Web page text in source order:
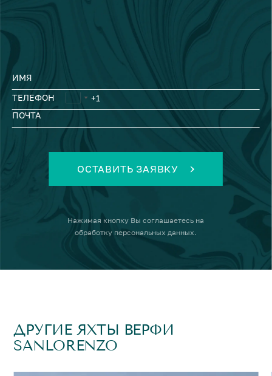
ИМЯ
ТЕЛЕФОН
ПОЧТА
ОСТАВИТЬ ЗАЯВКУ
Нажимая кнопку Вы соглашаетесь на
обработку персональных данных.
ДРУГИЕ ЯХТЫ ВЕРФИ
SANLORENZO